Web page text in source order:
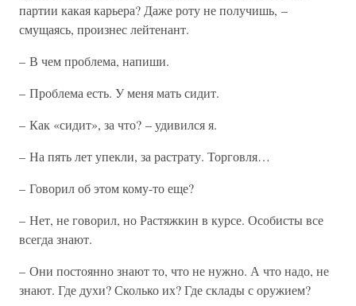
партии какая карьера? Даже роту не получишь, –
смущаясь, произнес лейтенант.
– В чем проблема, напиши.
– Проблема есть. У меня мать сидит.
– Как «сидит», за что? – удивился я.
– На пять лет упекли, за растрату. Торговля…
– Говорил об этом кому-то еще?
– Нет, не говорил, но Растяжкин в курсе. Особисты все
всегда знают.
– Они постоянно знают то, что не нужно. А что надо, не
знают. Где духи? Сколько их? Где склады с оружием?